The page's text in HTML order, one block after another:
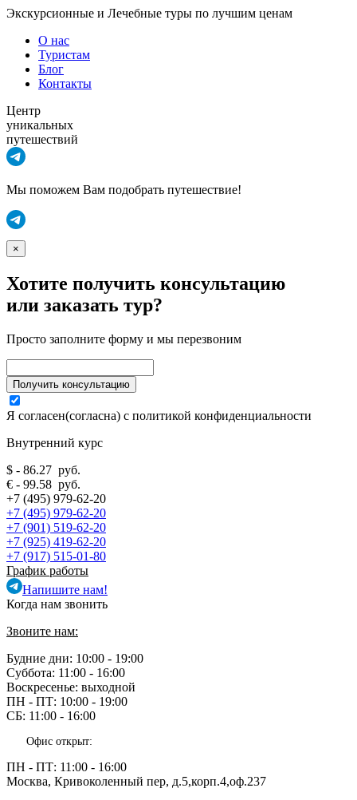
Экскурсионные и Лечебные туры по лучшим ценам
О нас
Туристам
Блог
Контакты
Центр
уникальных
путешествий
Мы поможем Вам подобрать путешествие!
×
Хотите получить консультацию
или заказать тур?
Просто заполните форму и мы перезвоним
Я согласен(согласна) с политикой конфиденциальности
Внутренний курс
$ - 86.27 руб.
€ - 99.58 руб.
+7 (495) 979-62-20
+7 (495) 979-62-20
+7 (901) 519-62-20
+7 (925) 419-62-20
+7 (917) 515-01-80
График работы
Напишите нам!
Когда нам звонить
Звоните нам:
Будние дни: 10:00 - 19:00
Суббота: 11:00 - 16:00
Воскресенье: выходной
ПН - ПТ: 10:00 - 19:00
СБ: 11:00 - 16:00
Офис открыт:
ПН - ПТ: 11:00 - 16:00
Москва, Кривоколенный пер, д.5,корп.4,оф.237